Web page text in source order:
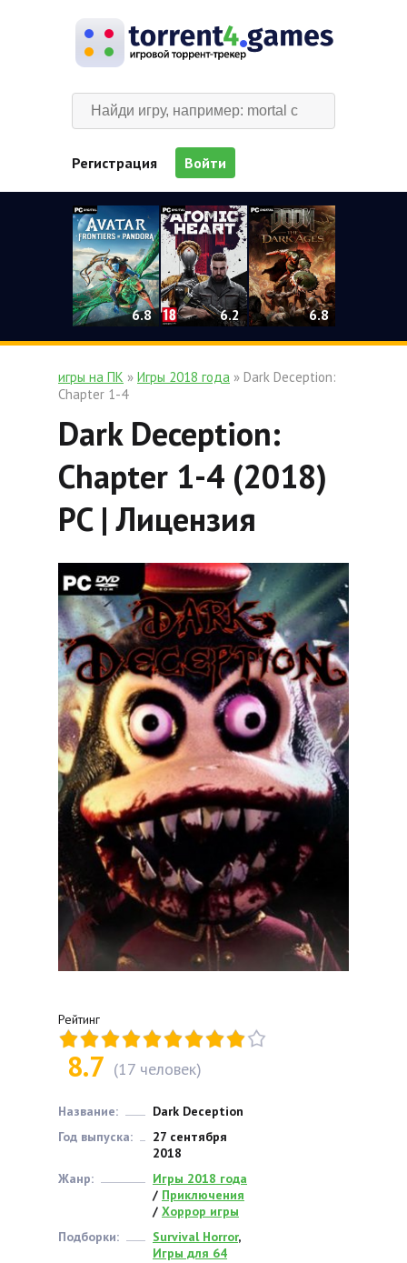
Регистрация Войти
6.8 6.2 6.8
игры на ПК » Игры 2018 года » Dark Deception:
Chapter 1-4
Dark Deception:
Chapter 1-4 (2018)
PC | Лицензия
Рейтинг
8.7 (17 человек)
Название:
Dark Deception
Год выпуска:
27 сентября
2018
Жанр:
Игры 2018 года
/ Приключения
/ Хоррор игры
Подборки:
Survival Horror,
Игры для 64